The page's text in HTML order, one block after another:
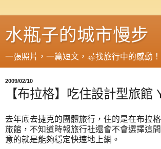
水瓶子的城市慢步
一張照片，一篇短文，尋找旅行中的感動！
2009/02/10
【布拉格】吃住設計型旅館
去年底去捷克的團體旅行，住的是在布拉
旅館，不知道時報旅行社還會不會選擇這
意的就是能夠穩定快速地上網。